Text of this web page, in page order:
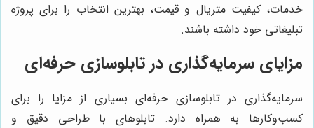
خدمات، کیفیت متریال و قیمت، بهترین انتخاب را برای پروژه
تبلیغاتی خود داشته باشند.
مزایای سرمایه‌گذاری در تابلوسازی حرفه‌ای
سرمایه‌گذاری در تابلوسازی حرفه‌ای بسیاری از مزایا را برای
کسب‌وکارها به همراه دارد. تابلوهای با طراحی دقیق و